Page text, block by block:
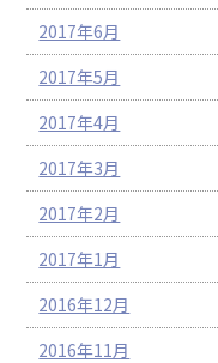
2017年6月
2017年5月
2017年4月
2017年3月
2017年2月
2017年1月
2016年12月
2016年11月